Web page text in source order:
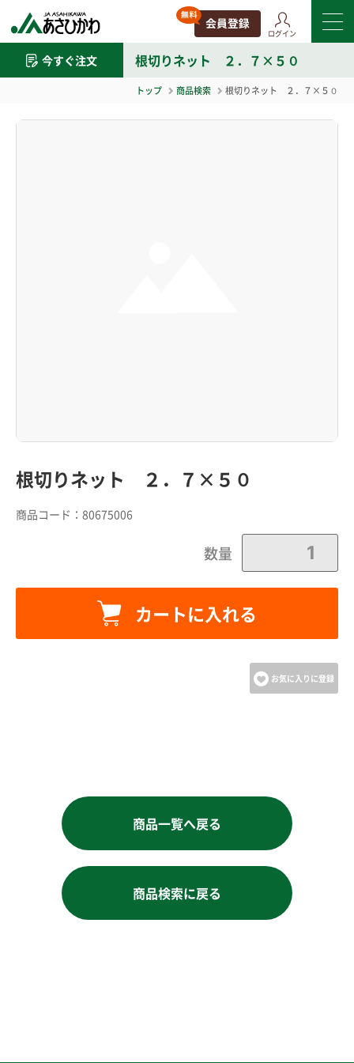
ログイン
今すぐ注文 根切りネット ２．７×５０
トップ 商品検索 根切りネット ２．７×５０
根切りネット ２．７×５０
商品コード： 80675006
数量
カートに入れる
カートに追加しました。
お気に入りに登録
商品一覧へ戻る
商品検索に戻る